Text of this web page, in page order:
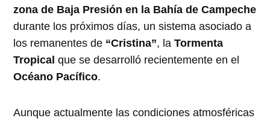
zona de Baja Presión en la Bahía de Campeche
durante los próximos días, un sistema asociado a
los remanentes de “Cristina”, laTormenta
Tropical que se desarrolló recientemente en el
Océano Pacífico.
Aunque actualmente las condiciones atmosféricas